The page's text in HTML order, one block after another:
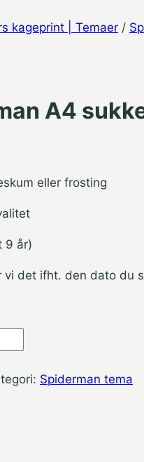
kageprint | Temaer /
A4
eller frosting
9 år)
vi det ifht. den dato du
Spiderman tema